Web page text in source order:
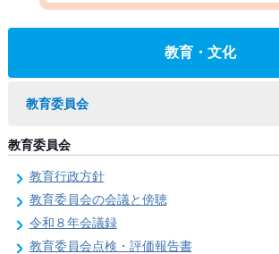
教育・文化
教育委員会
教育委員会
教育行政方針
教育委員会の会議と傍聴
令和８年会議録
教育委員会点検・評価報告書